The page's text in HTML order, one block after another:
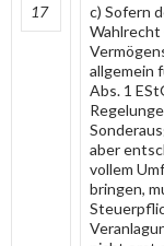
17
c) Sofern
Wahlrecht
allgemein
Abs. 1
aber
vollem
bringen,